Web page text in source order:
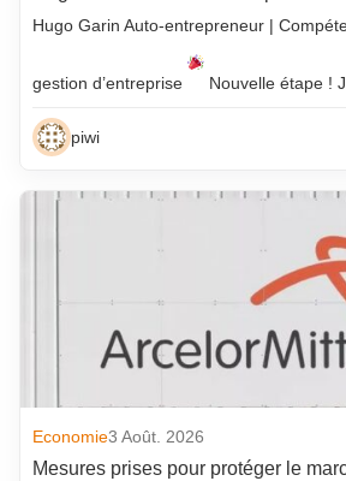
Hugo Garin Auto-entrepreneur |
gestion d’entreprise Nouvelle étape !
piwi
Economie3 Août. 2026
Mesures prises pour protéger le